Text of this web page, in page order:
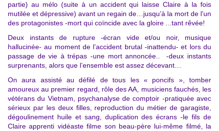
partie) au mélo (suite à un accident qui laisse Claire à la fois
mutilée et dépressive) avant un regain de…jusqu’à la mort de l’un
des protagonistes -mort qui coïncide avec la gloire ...tant rêvée!
Deux instants de rupture -écran vide et/ou noir, musique
hallucinée- au moment de l’accident brutal -inattendu- et lors du
passage de vie à trépas -une mort annoncée.. -deux instants
surprenants, alors que l’ensemble est assez décevant…
On aura assisté au défilé de tous les « poncifs », tomber
amoureux au premier regard, rôle des AA, musiciens fauchés, les
vétérans du Vietnam, psychanalyse de comptoir -pratiquée avec
sérieux par les deux filles, reproduction du métier de garagiste,
dégoulinement huile et sang, duplication des écrans -le fils de
Claire apprenti vidéaste filme son beau-père lui-même filmé, la